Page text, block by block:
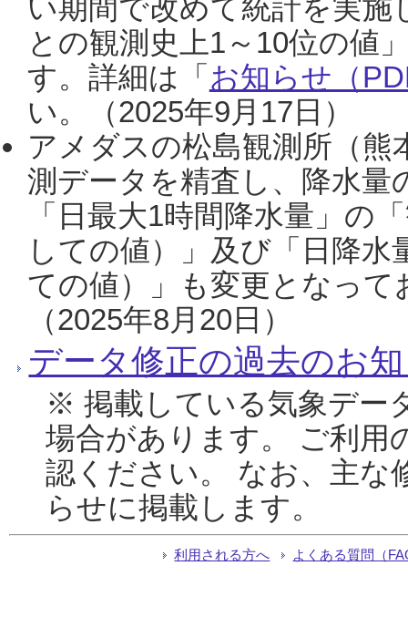
い期間で改めて統計を実
との観測史上1～10位の値
す。詳細は「 お知らせ（
い。（2025年9月17日）
アメダスの松島観測所（熊
測データを精査し、降水
「日最大1時間降水量」の
しての値）」及び「日降
ての値）」も変更となっ
（2025年8月20日）
データ修正の過去のお
※ 掲載している気象デー
場合があります。 ご利用
認ください。 なお、主な
らせに掲載します。
利用される方へ よくある質問（